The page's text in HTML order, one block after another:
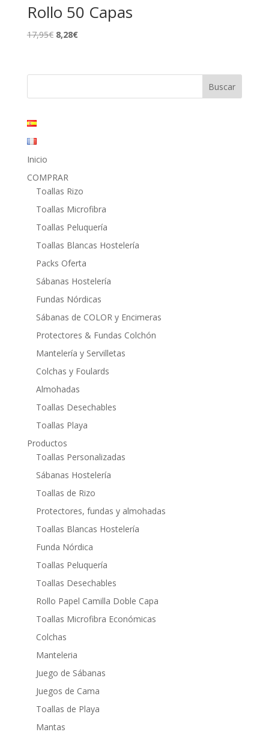
Rollo 50 Capas
17,95€ El
era:
8,28€El
es:
Inicio
COMPRAR
Toallas Rizo
Toallas Microfibra
Toallas Peluquería
Toallas Blancas Hostelería
Packs Oferta
Sábanas Hostelería
Fundas Nórdicas
Sábanas de COLOR y Encimeras
Protectores & Fundas Colchón
Mantelería y Servilletas
Colchas y Foulards
Almohadas
Toallas Desechables
Toallas Playa
Productos
Toallas Personalizadas
Sábanas Hostelería
Toallas de Rizo
Protectores, fundas y almohadas
Toallas Blancas Hostelería
Funda Nórdica
Toallas Peluquería
Toallas Desechables
Rollo Papel Camilla Doble Capa
Toallas Microfibra Económicas
Colchas
Manteleria
Juego de Sábanas
Juegos de Cama
Toallas de Playa
Mantas